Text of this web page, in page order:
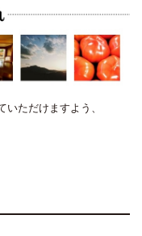
ただけますよう、